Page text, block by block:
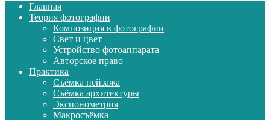
Главная
Теория фотографии
Композиция в фотографии
Свет и цвет
Устройство фотоаппарата
Авторское право
Практика
Съёмка пейзажа
Съёмка архитектуры
Экспонометрия
Макросъёмка